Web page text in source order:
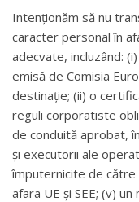
Intenționăm să nu
caracter personal în
adecvate, incluzând:
emisă de Comisia
destinație; (ii) o
reguli corporatiste
de conduită aprobat,
și executorii ale
împuternicite de
afara UE și SEE; (v)